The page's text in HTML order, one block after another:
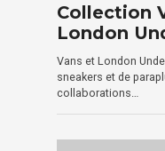
Collection
London
Vans et London
sneakers et de
collaborations…